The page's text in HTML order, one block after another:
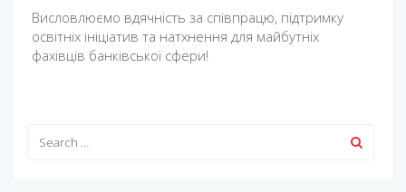
Висловлюємо вдячність за співпрацю, підтримку
освітніх ініціатив та натхнення для майбутніх
фахівців банківської сфери!